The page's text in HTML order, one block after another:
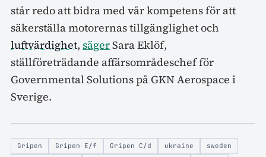
står redo att bidra med vår kompetens för att
säkerställa motorernas tillgänglighet och
luftvärdighet, sägerSara Eklöf,
ställföreträdande affärsområdeschef för
Governmental Solutions på GKN Aerospace i
Sverige.
Gripen Gripen E/f Gripen C/d ukraine
sweden